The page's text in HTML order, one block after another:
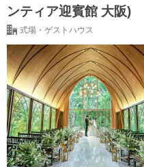
ンティア迎賓館 大阪)
式場・ゲストハウス